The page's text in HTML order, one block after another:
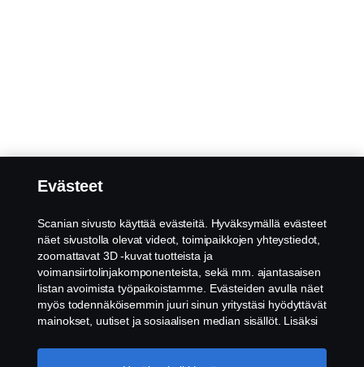
Evästeet
Scanian sivusto käyttää evästeitä. Hyväksymällä evästeet
näet sivustolla olevat videot, toimipaikkojen yhteystiedot,
zoomattavat 3D -kuvat tuotteista ja
voimansiirtolinjakomponenteista, sekä mm. ajantasaisen
listan avoimista työpaikoistamme. Evästeiden avulla näet
myös todennäköisemmin juuri sinun yritystäsi hyödyttävät
mainokset, uutiset ja sosiaalisen median sisällöt. Lisäksi
parantamiseksi, kun hyväksyt evästeet. Klikkaamalla